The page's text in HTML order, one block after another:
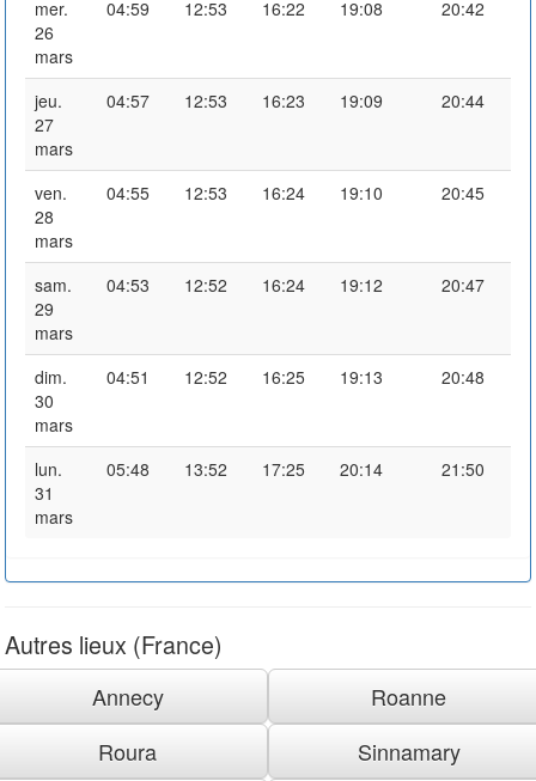
mer.
26
mars
04:59 12:53 16:22 19:08 20:42
jeu.
27
mars
04:57 12:53 16:23 19:09 20:44
ven.
28
mars
04:55 12:53 16:24 19:10 20:45
sam.
29
mars
04:53 12:52 16:24 19:12 20:47
dim.
30
mars
04:51 12:52 16:25 19:13 20:48
lun.
31
mars
05:48 13:52 17:25 20:14 21:50
Autres lieux (France)
Annecy
Roanne
Roura
Sinnamary